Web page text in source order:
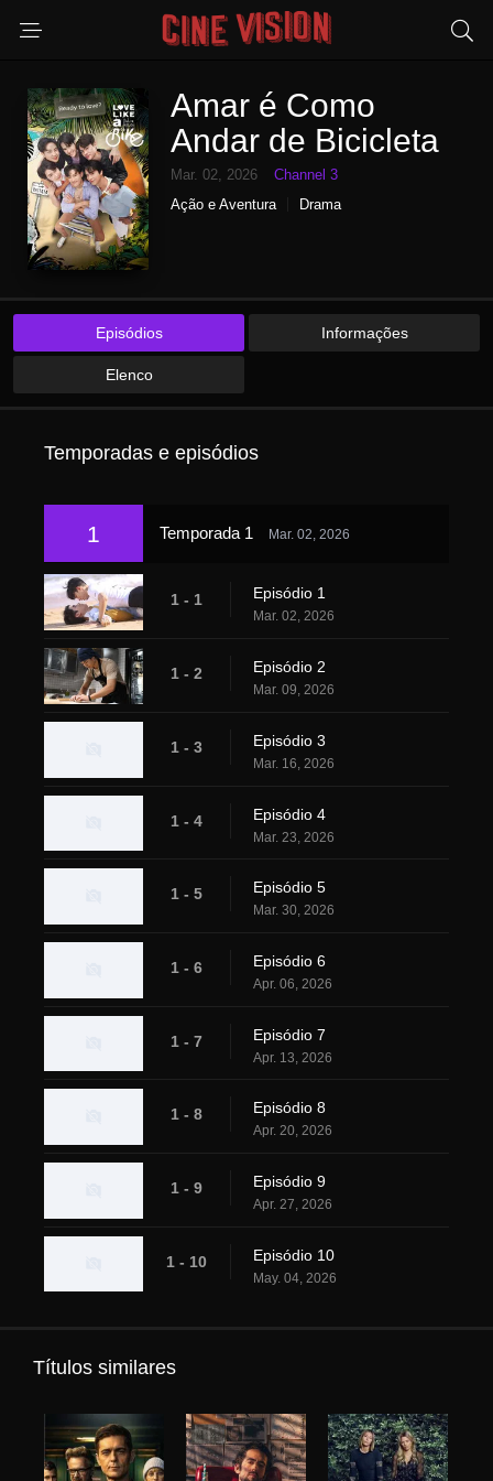
Amar é Como
Andar de Bicicleta
Mar. 02, 2026
Channel 3
Ação e Aventura
Drama
Episódios Informações
Elenco
Temporadas e episódios
1 Temporada 1 Mar. 02, 2026
1 - 1 Episódio 1
Mar. 02, 2026
1 - 2 Episódio 2
Mar. 09, 2026
1 - 3 Episódio 3
Mar. 16, 2026
1 - 4 Episódio 4
Mar. 23, 2026
1 - 5 Episódio 5
Mar. 30, 2026
1 - 6 Episódio 6
Apr. 06, 2026
1 - 7 Episódio 7
Apr. 13, 2026
1 - 8 Episódio 8
Apr. 20, 2026
1 - 9 Episódio 9
Apr. 27, 2026
1 - 10 Episódio 10
May. 04, 2026
Títulos similares